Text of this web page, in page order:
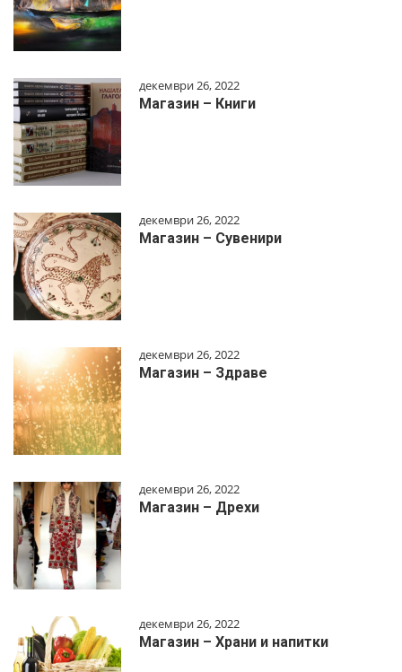
декември 26, 2022
Магазин – Книги
декември 26, 2022
Магазин – Сувенири
декември 26, 2022
Магазин – Здраве
декември 26, 2022
Магазин – Дрехи
декември 26, 2022
Магазин – Храни и напитки